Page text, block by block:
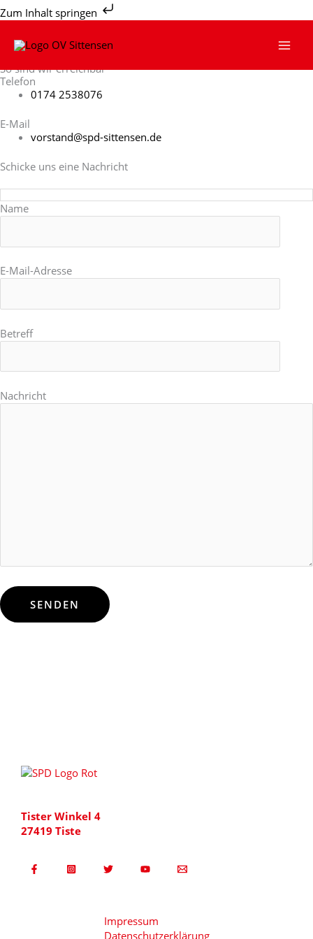
Zum Inhalt springen
Zum
Inhalt
Kontakt
So sind wir erreichbar
Telefon
0174 2538076
E-Mail
vorstand@spd-sittensen.de
Schicke uns eine Nachricht
Name
E-Mail-Adresse
Betreff
Nachricht
Tister Winkel 4
27419 Tiste
Impressum
Datenschutzerklärung